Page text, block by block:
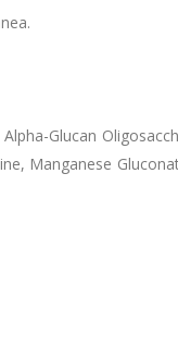
Glucan
Manganese